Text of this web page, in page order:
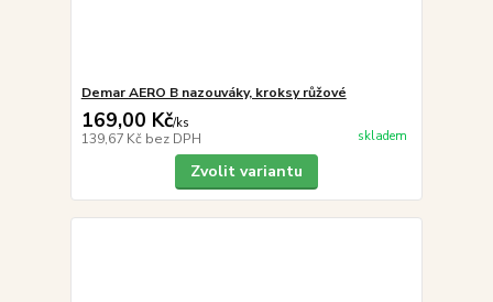
Demar AERO B nazouváky, kroksy růžové
169,00 Kč/ks
139,67 Kč bez DPH skladem
Zvolit variantu